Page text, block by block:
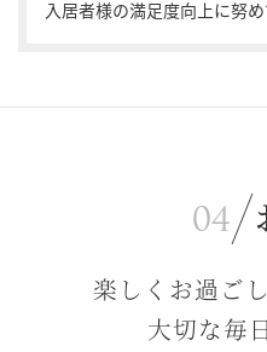
入居者様の満足度向上に努め
楽しくお過ご
大切な毎